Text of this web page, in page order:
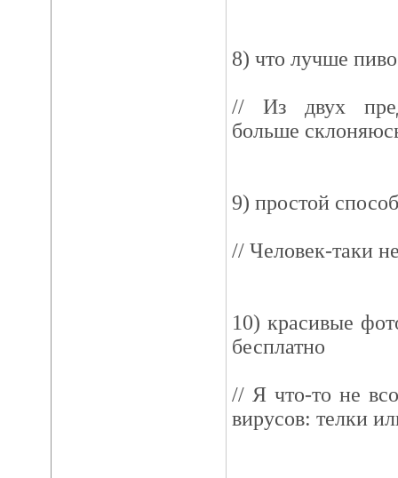
8) что лучше
// Из двух
больше
9) простой
// Человек-таки
10) красивые
бесплатно
// Я что-то не
вирусов: телки